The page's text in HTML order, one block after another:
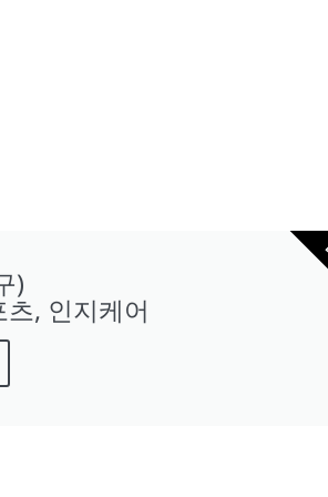
)
, 인지케어